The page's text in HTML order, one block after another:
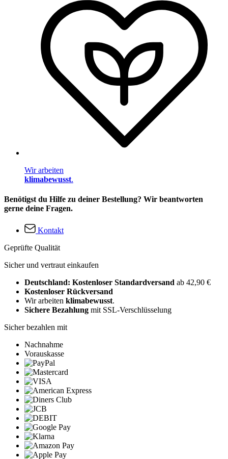
Wir arbeiten
klimabewusst.
Benötigst du Hilfe zu deiner Bestellung? Wir beantworten
gerne deine Fragen.
Kontakt
Geprüfte Qualität
Sicher und vertraut einkaufen
Deutschland: Kostenloser Standardversand ab 42,90 €
Kostenloser Rückversand
Wir arbeiten klimabewusst.
Sichere Bezahlung mit SSL-Verschlüsselung
Sicher bezahlen mit
Nachnahme
Vorauskasse